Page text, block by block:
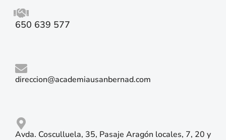
650 639 577
direccion@academiausanbernad.com
Avda. Cosculluela, 35, Pasaje Aragón locales, 7, 20 y